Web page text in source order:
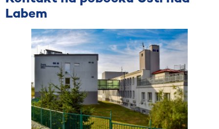
Labem​​​​​​​